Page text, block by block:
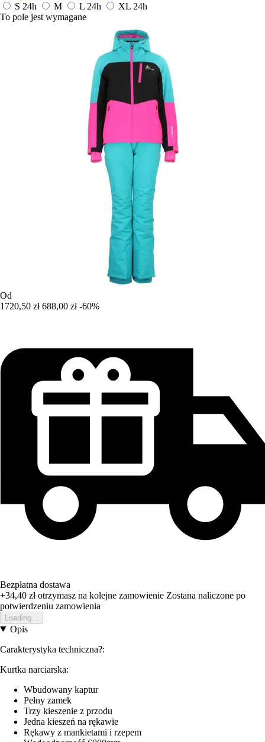
S 24h M L 24h XL 24h
To pole jest wymagane
Od
1720,50 zł 688,00 zł -60%
Bezpłatna dostawa
+34,40 złotrzymasz na kolejne zamowienie Zostana naliczone po
potwierdzeniu zamowienia
Loading...
Opis
Carakterystyka techniczna?:
Kurtka narciarska:
Wbudowany kaptur
Pełny zamek
Trzy kieszenie z przodu
Jedna kieszeń na rękawie
Rękawy z mankietami i rzepem